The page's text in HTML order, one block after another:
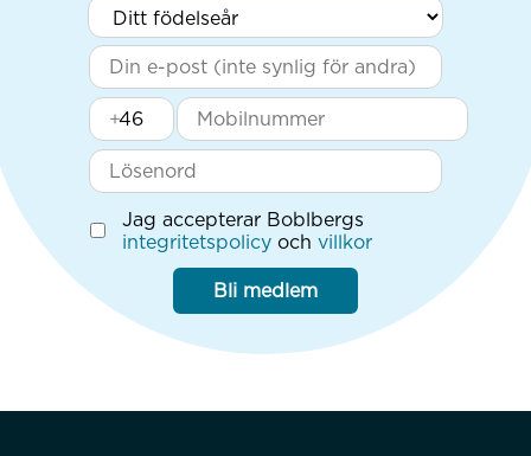
+
Jag accepterar Boblbergs
integritetspolicy och villkor
Bli medlem